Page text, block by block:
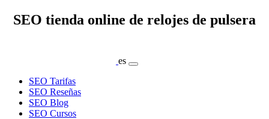
SEO tienda online de relojes de pulsera
es
SEO Tarifas
SEO Reseñas
SEO Blog
SEO Cursos